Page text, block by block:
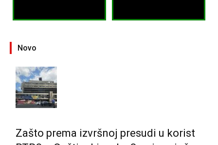
Novo
Zašto prema izvršnoj presudi u korist